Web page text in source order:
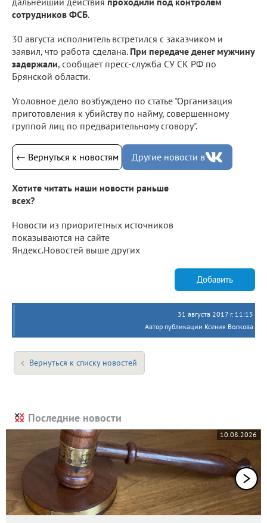
сотрудников ФСБ.
30 августа исполнитель встретился с заказчиком и
заявил, что работа сделана. При передаче денег мужчину
задержали, сообщает пресс-служба СУ СК РФ по
Брянской области.
Уголовное дело возбуждено по статье "Организация
приготовления к убийству по найму, совершенному
группой лиц по предварительному сговору".
← Вернуться к новостям Другие новости в
Хотите читать наши новости раньше
всех?
Новости из приоритетных источников
показываются на сайте
Яндекс.Новостей выше других
Добавить
31 августа 2017 г. 11:15
Автор публикации Ксения Волкова
Вернуться к списку новостей
Последние новости
10.08.2026